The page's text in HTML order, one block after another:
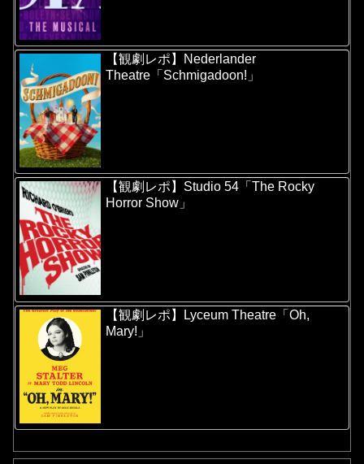
【観劇レポ】Nederlander
Theatre「Schmigadoon!」
【観劇レポ】Studio 54「The Rocky
Horror Show」
【観劇レポ】Lyceum Theatre「Oh,
Mary!」